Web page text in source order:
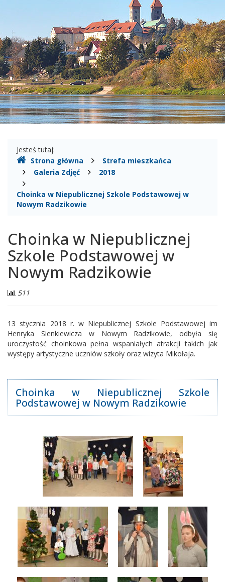
Czerwińsk
nad
Wisłą
Gdzie
jesteśmy
Jesteś tutaj:
Strona główna
Strefa mieszkańca
Galeria Zdjęć
2018
Choinka w Niepublicznej Szkole Podstawowej w
Nowym Radzikowie
Choinka w Niepublicznej
Szkole Podstawowej w
Nowym Radzikowie
Liczba
511
13 stycznia 2018 r. w Niepublicznej Szkole Podstawowej im
Henryka Sienkiewicza w Nowym Radzikowie, odbyła się
uroczystość choinkowa pełna wspaniałych atrakcji takich jak
występy artystyczne uczniów szkoły oraz wizyta Mikołaja.
Choinka w Niepublicznej Szkole
Podstawowej w Nowym Radzikowie